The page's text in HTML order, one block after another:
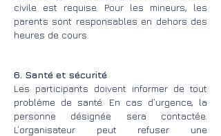
civile est requise. Pour les mineurs, les
parents sont responsables en dehors des
heures de cours.
6. Santé et sécurité
Les participants doivent informer de tout
problème de santé. En cas d’urgence, la
personne désignée sera contactée.
L’organisateur peut refuser une